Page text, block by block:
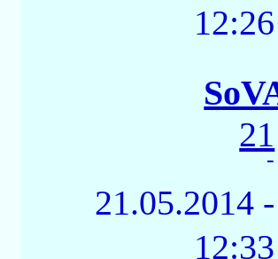
12:26
21
-
21.05.2014 -
12:33